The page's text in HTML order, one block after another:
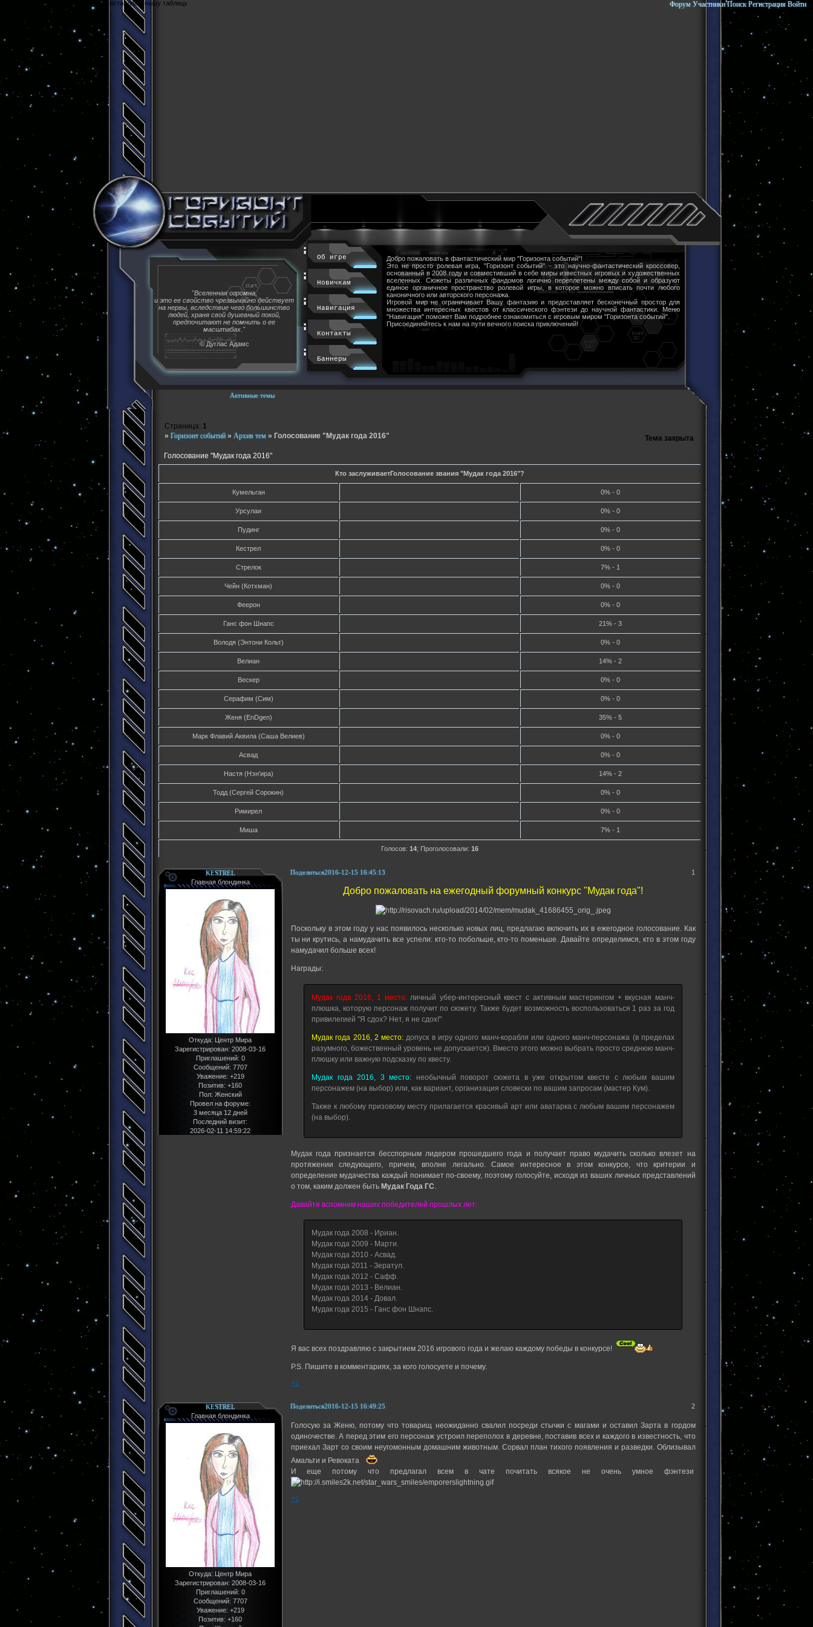
Cюда вставляем нашу таблицу Форум Участники Поиск Регистрация Войти
Активные темы
"Вселенная огромна,
и это ее свойство чрезвычайно действует
на нервы, вследствие чего большинство
людей, храня свой душевный покой,
предпочитают не помнить о ее
масштабах."
© Дуглас Адамс
Об игре
Новичкам
Навигация
Контакты
Баннеры
Добро пожаловать в фантастический мир "Горизонта событий"!
Это не просто ролевая игра, "Горизонт событий" - это научно-фантастический кроссовер,
основанный в 2008 году и совместивший в себе миры известных игровых и художественных
вселенных. Сюжеты различных фандомов логично переплетены между собой и образуют
единое органичное пространство ролевой игры, в которое можно вписать почти любого
каноничного или авторского персонажа.
Игровой мир не ограничивает Вашу фантазию и предоставляет бесконечный простор для
множества интересных квестов от классического фэнтези до научной фантастики. Меню
"Навигация" поможет Вам подробнее ознакомиться с игровым миром "Горизонта событий".
Присоединяйтесь к нам на пути вечного поиска приключений!
» Горизонт событий » Архив тем » Голосование "Мудак года 2016"
Голосование "Мудак года 2016"
Страница: 1
Тема закрыта
Кто заслуживаетГолосование звания "Мудак года 2016"?
Кумельган 0% - 0
Урсулаи 0% - 0
Пудинг 0% - 0
Кестрел 0% - 0
Стрелок 7% - 1
Чейн (Котхман) 0% - 0
Феерон 0% - 0
Ганс фон Шнапс 21% - 3
Володя (Энтони Кольт) 0% - 0
Велиан 14% - 2
Вескер 0% - 0
Серафим (Сим) 0% - 0
Женя (EnDgen) 35% - 5
Марк Флавий Аквила (Саша Велиев) 0% - 0
Асвад 0% - 0
Настя (Нэн'ира) 14% - 2
Тодд (Сергей Сорокин) 0% - 0
Римирел 0% - 0
Миша 7% - 1
Голосов: 14; Проголосовали: 16
Поделиться 1
2016-12-15 16:45:13
KESTREL
Главная блондинка
Откуда:Центр Мира
Зарегистрирован: 2008-03-16
Приглашений: 0
Сообщений: 7707
Уважение: +219
Позитив: +160
Пол:Женский
Провел на форуме:
3 месяца 12 дней
Последний визит:
2026-02-11 14:59:22
Добро пожаловать на ежегодный форумный конкурс "Мудак года"!
Поскольку в этом году у нас появилось несколько новых лиц, предлагаю включить их в ежегодное голосование. Как
ты ни крутись, а намудачить все успели: кто-то побольше, кто-то поменьше. Давайте определимся, кто в этом году
намудачил больше всех!
Награды:
Мудак года 2016, 1 место:личный убер-интересный квест с активным мастерингом + вкусная манч-
плюшка, которую персонаж получит по сюжету. Также будет возможность воспользоваться 1 раз за год
привилегией "Я сдох? Нет, я не сдох!"
Мудак года 2016, 2 место: допуск в игру одного манч-корабля или одного манч-персонажа (в пределах
разумного, божественный уровень не допускается). Вместо этого можно выбрать просто среднюю манч-
плюшку или важную подсказку по квесту.
Мудак года 2016, 3 место: необычный поворот сюжета в уже открытом квесте с любым вашим
персонажем (на выбор) или, как вариант, организация словески по вашим запросам (мастер Кум).
Также к любому призовому месту прилагается красивый арт или аватарка с любым вашим персонажем
(на выбор).
Мудак года признается бесспорным лидером прошедшего года и получает право мудачить сколько влезет на
протяжении следующего, причем, вполне легально. Самое интересное в этом конкурсе, что критерии и
определение мудачества каждый понимает по-своему, поэтому голосуйте, исходя из ваших личных представлений
о том, каким должен быть Мудак Года ГС
Давайте вспомним наших победителей прошлых лет:
Мудак года 2008 - Ириан.
Мудак года 2009 - Марти.
Мудак года 2010 - Асвад.
Мудак года 2011 - Зератул.
Мудак года 2012 - Сафф.
Мудак года 2013 - Велиан.
Мудак года 2014 - Довал.
Мудак года 2015 - Ганс фон Шнапс.
Я вас всех поздравляю с закрытием 2016 игрового года и желаю каждому победы в конкурсе!
P.S. Пишите в комментариях, за кого голосуете и почему.
+1
Поделиться 2
2016-12-15 16:49:25
KESTREL
Главная блондинка
Откуда:Центр Мира
Зарегистрирован: 2008-03-16
Приглашений: 0
Сообщений: 7707
Уважение: +219
Позитив: +160
Голосую за Женю, потому что товарищ неожиданно свалил посреди стычки с магами и оставил Зарта в гордом
одиночестве. А перед этим его персонаж устроил переполох в деревне, поставив всех и каждого в известность, что
приехал Зарт со своим неугомонным домашним животным. Сорвал план тихого появления и разведки. Облизывал
Амальти и Ревоката
И еще потому что предлагал всем в чате почитать всякое не очень умное фэнтези
+1